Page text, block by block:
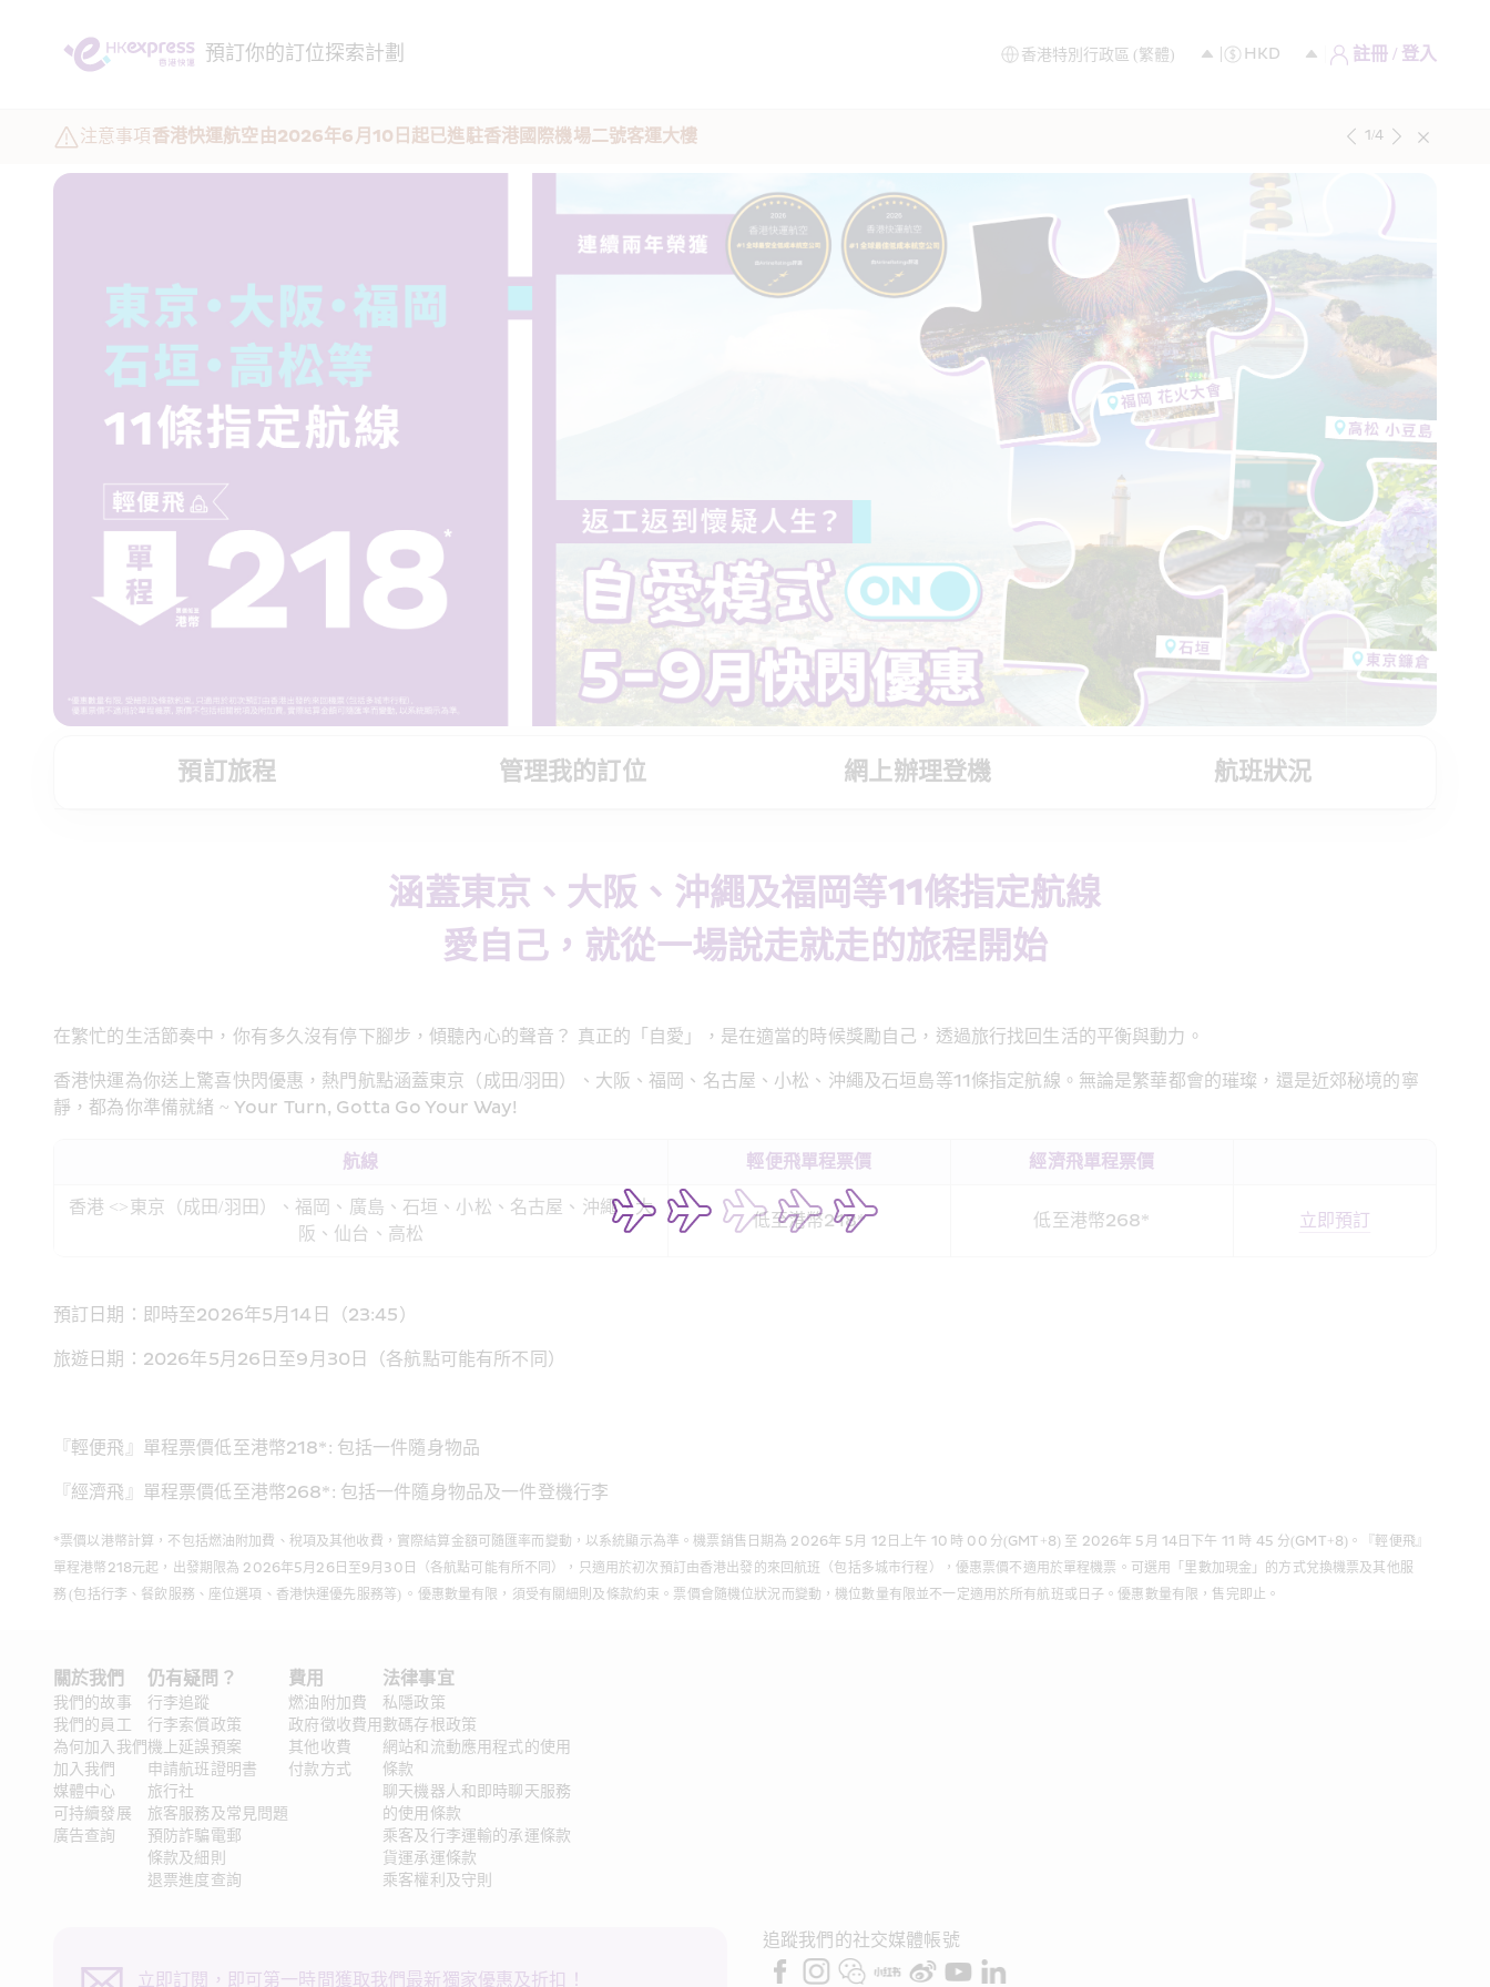
預訂你的訂位探索計劃 註冊 / 登入
注意事項香港快運航空由2026年6月10日起已進駐香港國際機場二號客運大樓 1/4
預訂旅程 管理我的訂位 網上辦理登機 航班狀況
涵蓋東京、大阪、沖繩及福岡等11條指定航線
愛自己，就從一場說走就走的旅程開始
在繁忙的生活節奏中，你有多久沒有停下腳步，傾聽內心的聲音？ 真正的「自愛」，是在適當的時候獎勵自己，透過旅行找回生活的平衡與動力。
香港快運為你送上驚喜快閃優惠，熱門航點涵蓋東京（成田/羽田）、大阪、福岡、名古屋、小松、沖繩及石垣島等11條指定航線。無論是繁華都會的璀璨，還是近郊秘境的寧
靜，都為你準備就緒 ~ Your Turn, Gotta Go Your Way!
航線 輕便飛單程票價 經濟飛單程票價
香港 <>東京（成田/羽田）、福岡、廣島、石垣、小松、名古屋、沖繩、大
阪、仙台、高松
低至港幣218* 低至港幣268* 立即預訂
預訂日期：即時至2026年5月14日（23:45）
旅遊日期：2026年5月26日至9月30日（各航點可能有所不同）
『輕便飛』單程票價低至港幣218*: 包括一件隨身物品
『經濟飛』單程票價低至港幣268*: 包括一件隨身物品及一件登機行李
*票價以港幣計算，不包括燃油附加費、稅項及其他收費，實際結算金額可隨匯率而變動，以系統顯示為準。機票銷售日期為 2026年 5月 12日上午 10 時 00 分(GMT+8) 至 2026年 5月 14日下午 11 時 45 分(GMT+8)。『輕便飛』
單程港幣218元起，出發期限為 2026年5月26日至9月30日（各航點可能有所不同），只適用於初次預訂由香港出發的來回航班（包括多城市行程），優惠票價不適用於單程機票。可選用「里數加現金」的方式兌換機票及其他服
務 (包括行李、餐飲服務、座位選項、香港快運優先服務等) 。優惠數量有限，須受有關細則及條款約束。票價會隨機位狀況而變動，機位數量有限並不一定適用於所有航班或日子。優惠數量有限，售完即止。
關於我們
我們的故事
我們的員工
為何加入我們
加入我們
媒體中心
可持續發展
廣告查詢
仍有疑問？
行李追蹤
行李索償政策
機上延誤預案
申請航班證明書
旅行社
旅客服務及常見問題
預防詐騙電郵
條款及細則
退票進度查詢
費用
燃油附加費
政府徵收費用
其他收費
付款方式
法律事宜
私隱政策
數碼存根政策
網站和流動應用程式的使用
條款
聊天機器人和即時聊天服務
的使用條款
乘客及行李運輸的承運條款
貨運承運條款
乘客權利及守則
立即訂閱，即可第一時間獲取我們最新獨家優惠及折扣！
追蹤我們的社交媒體帳號